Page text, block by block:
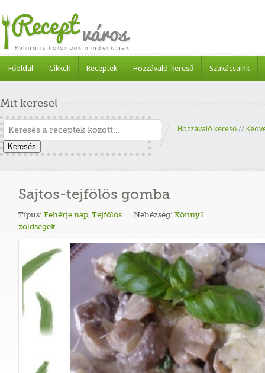
Főoldal Cikkek Receptek Hozzávaló-kereső Szakácsaink
Mit keresel
Keresés
Hozzávaló kereső //
Sajtos-tejfölös gomba
Típus: Fehérje nap, Tejfölös
zöldségek
Nehézség: Könnyű